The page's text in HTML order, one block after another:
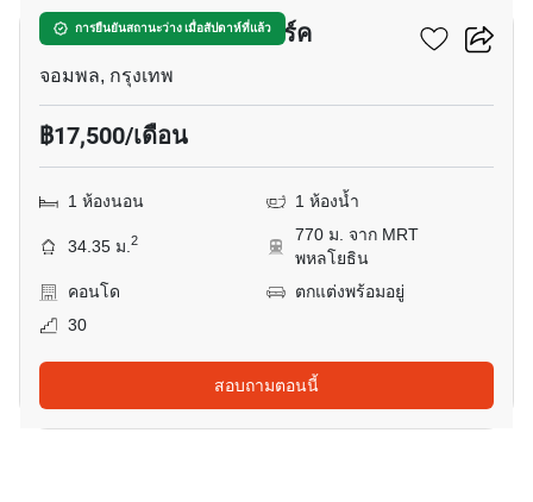
การยืนยันสถานะว่าง เมื่อสัปดาห์ที่แล้ว
เดอะ ไลน์ พหลโยธิน พาร์ค
จอมพล, กรุงเทพ
฿17,500/เดือน
1 ห้องนอน 1 ห้องน้ำ
34.35 ม.2
770 ม. จาก MRT
พหลโยธิน
คอนโด
ตกแต่งพร้อมอยู่
30
สอบถามตอนนี้